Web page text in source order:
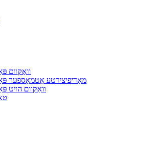
וואַקוום
מאָדיפיצירטע אַטמאָספער
וואַקוום הויט